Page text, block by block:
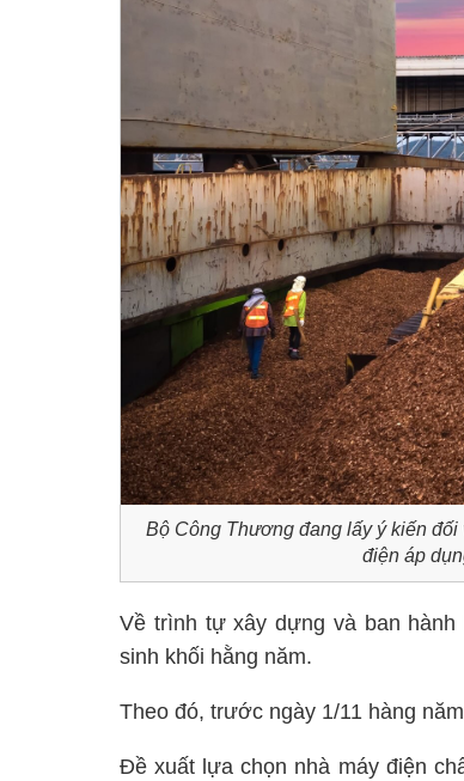
Bộ Công Thương đang lấy ý kiến
điện áp
Về trình tự xây dựng và ban hành
sinh khối hằng năm.
Theo đó, trước ngày 1/11 hàng
Đề xuất lựa chọn nhà máy điện